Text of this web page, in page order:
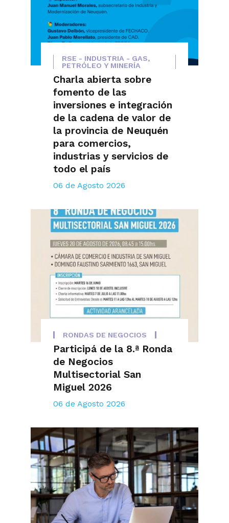
RSE - INDUSTRIA - GAS,
PETRÓLEO Y MINERÍA
Charla abierta sobre
fomento de las
inversiones e integración
de la cadena de valor de
la provincia de Neuquén
para comercios,
industrias y servicios de
todo el país
06 de Agosto 2026
RONDAS DE NEGOCIOS
Participá de la 8.ª Ronda
de Negocios
Multisectorial San
Miguel 2026
06 de Agosto 2026